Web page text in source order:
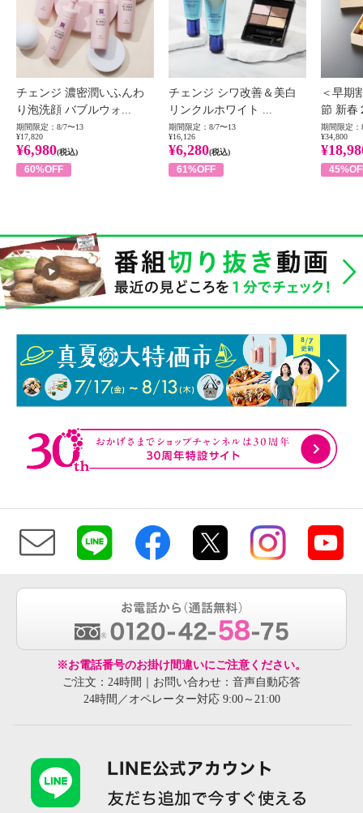
チェンジ 濃密潤いふんわ
り泡洗顔 バブルウォ...
期間限定：8/7〜13
¥17,820
¥6,980(税込)
60%OFF
チェンジ シワ改善＆美白
リンクルホワイト ...
期間限定：8/7〜13
¥16,126
¥6,280(税込)
61%OFF
＜早期
節 新春
期間限定：
¥34,800
※お電話番号のお掛け間違いにご注意ください。
ご注文：24時間｜お問い合わせ：音声自動応答
24時間／オペレーター対応 9:00～21:00